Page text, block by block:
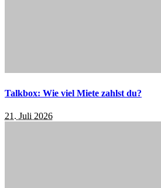
Talkbox: Wie viel Miete zahlst du?
21. Juli 2026